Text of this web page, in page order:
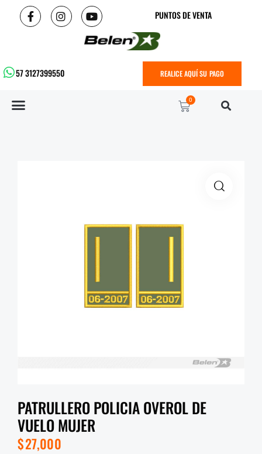
PUNTOS DE VENTA
57 3127399550 REALICE AQUÍ SU PAGO
0
PATRULLERO POLICIA OVEROL DE
VUELO MUJER
$27,000